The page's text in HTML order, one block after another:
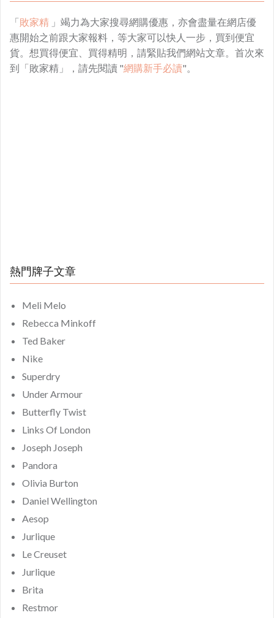
「敗家精 」竭力為大家搜尋網購優惠，亦會盡量在網店優
惠開始之前跟大家報料，等大家可以快人一步，買到便宜
貨。想買得便宜、買得精明，請緊貼我們網站文章。首次來
到「敗家精」，請先閱讀 "網購新手必讀"。
熱門牌子文章
Meli Melo
Rebecca Minkoff
Ted Baker
Nike
Superdry
Under Armour
Butterfly Twist
Links Of London
Joseph Joseph
Pandora
Olivia Burton
Daniel Wellington
Aesop
Jurlique
Le Creuset
Jurlique
Brita
Restmor